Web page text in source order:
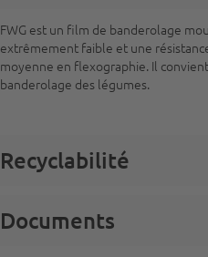
FWG est un film de banderolage
extrêmement faible et une
moyenne en flexographie. Il
banderolage des légumes.
Recyclabilité
Documents